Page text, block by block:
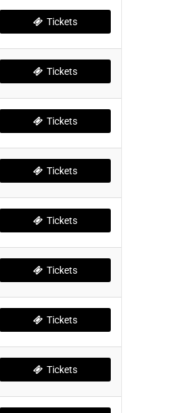
Tickets
Tickets
Tickets
Tickets
Tickets
Tickets
Tickets
Tickets